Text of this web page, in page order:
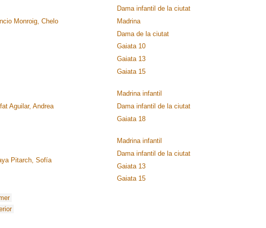
Monroig, Chelo
Dama infantil de la ciutat
Madrina
Dama de la ciutat
Gaiata 10
Gaiata 13
Gaiata 15
Aguilar, Andrea
Madrina infantil
Dama infantil de la ciutat
Gaiata 18
Pitarch, Sofía
Madrina infantil
Dama infantil de la ciutat
Gaiata 13
Gaiata 15